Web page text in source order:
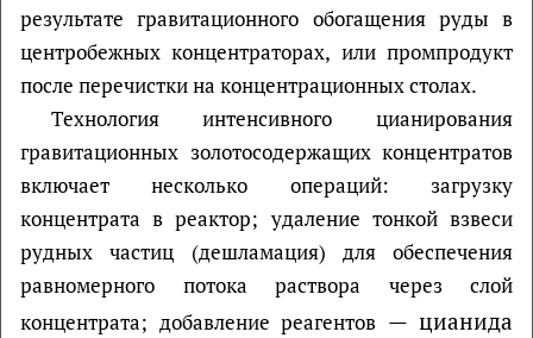
результате гравитационного обогащения руды в
центробежных концентраторах, или промпродукт
после перечистки на концентрационных столах.
Технология интенсивного цианирования
гравитационных золотосодержащих концентратов
включает несколько операций: загрузку
концентрата в реактор; удаление тонкой взвеси
рудных частиц (дешламация) для обеспечения
равномерного потока раствора через слой
концентрата; добавление реагентов — цианида